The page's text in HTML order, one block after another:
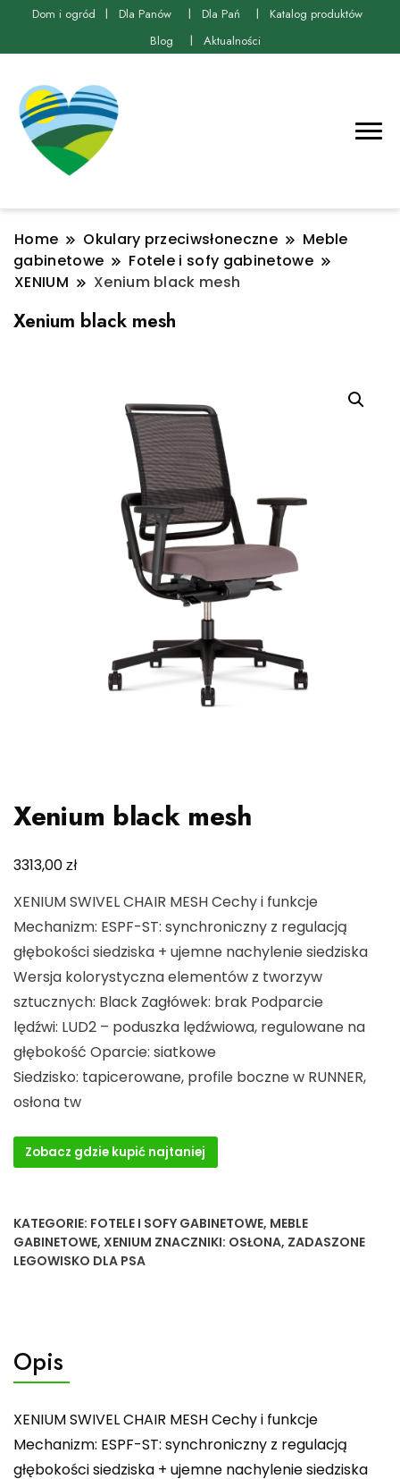
Dom i ogród Dla Panów Dla Pań
Katalog produktów
Blog
Aktualności
Home Okulary przeciwsłoneczne
Meble
gabinetowe
Fotele i sofy gabinetowe
XENIUM
Xenium black mesh
Xenium black mesh
Xenium black mesh
3313,00zł
XENIUM SWIVEL CHAIR MESH Cechy i funkcje
Mechanizm: ESPF-ST: synchroniczny z regulacją
głębokości siedziska + ujemne nachylenie siedziska
Wersja kolorystyczna elementów z tworzyw
sztucznych: Black Zagłówek: brak Podparcie
lędźwi: LUD2 – poduszka lędźwiowa, regulowane na
głębokość Oparcie: siatkowe
Siedzisko: tapicerowane, profile boczne w RUNNER,
osłona tw
Zobacz gdzie kupić najtaniej
KATEGORIE: FOTELE I SOFY GABINETOWE, MEBLE
GABINETOWE, XENIUM ZNACZNIKI: OSŁONA, ZADASZONE
LEGOWISKO DLA PSA
Opis
XENIUM SWIVEL CHAIR MESH Cechy i funkcje
Mechanizm: ESPF-ST: synchroniczny z regulacją
głębokości siedziska + ujemne nachylenie siedziska